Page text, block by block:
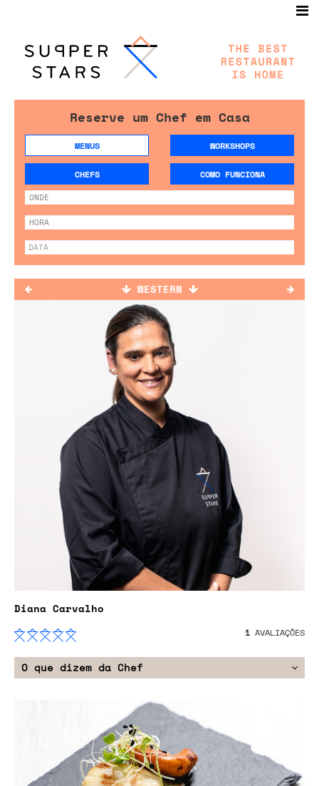
Reserve um Chef em Casa
MENUS WORKSHOPS
CHEFS COMO FUNCIONA
WESTERN
Diana Carvalho
1 AVALIAÇÕES
O que dizem da Chef